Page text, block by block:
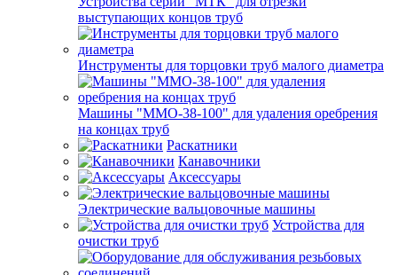
выступающих концов труб
Инструменты для торцовки труб малого диаметра
Машины "ММО-38-100" для удаления оребрения
на концах труб
Раскатники
Канавочники
Аксессуары
Электрические вальцовочные машины
Устройства для
очистки труб